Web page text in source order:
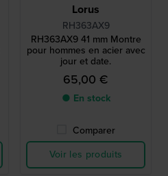
Lorus
RH363AX9
RH363AX9 41 mm Montre
pour hommes en acier avec
jour et date.
65,00 €
● En stock
Comparer
Voir les produits